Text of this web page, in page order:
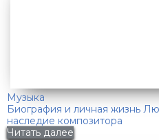
Музыка
Биография и личная жизнь
наследие композитора
Читать далее